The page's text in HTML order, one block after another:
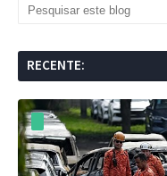
RECENTE: